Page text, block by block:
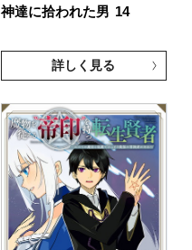
神達に拾われた男 14
詳しく見る